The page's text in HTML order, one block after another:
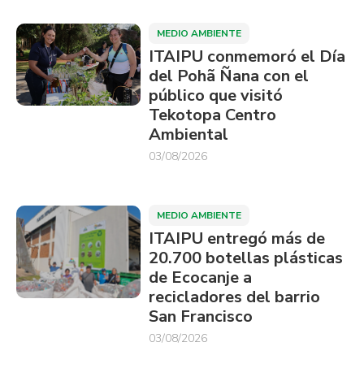
MEDIO AMBIENTE
ITAIPU conmemoró el Día
del Pohã Ñana con el
público que visitó
Tekotopa Centro
Ambiental
03/08/2026
MEDIO AMBIENTE
ITAIPU entregó más de
20.700 botellas plásticas
de Ecocanje a
recicladores del barrio
San Francisco
03/08/2026